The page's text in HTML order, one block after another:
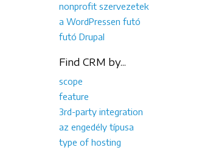
nonprofit szervezetek
a WordPressen futó
futó Drupal
Find CRM by...
scope
feature
3rd-party integration
az engedély típusa
type of hosting